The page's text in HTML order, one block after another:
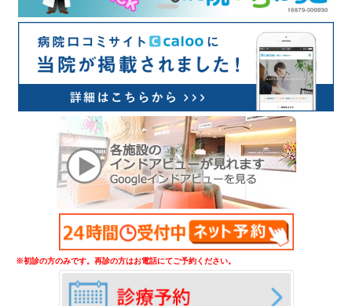
※初診の方のみです。再診の方はお電話にてご予約ください。